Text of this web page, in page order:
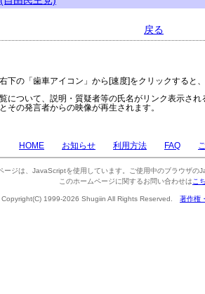
戻る
右下の「歯車アイコン」から[速度]をクリックすると
覧について、説明・質疑者等の氏名がリンク表示さ
その発言者からの映像が再生されます。
HOME お知らせ 利用方法 FAQ
ージは、JavaScriptを使用しています。ご使用中のブラウザの
このホームページに関するお問い合わせは こ
Copyright(C) 1999-2026 Shugiin All Rights Reserved. 著作権